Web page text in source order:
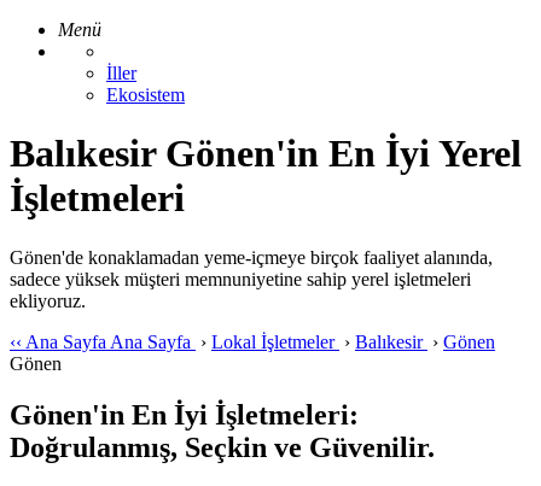
Menü
İller
Ekosistem
Balıkesir Gönen'in En İyi Yerel
İşletmeleri
Gönen'de konaklamadan yeme-içmeye birçok faaliyet alanında,
sadece yüksek müşteri memnuniyetine sahip yerel işletmeleri
ekliyoruz.
‹‹ Ana Sayfa Ana Sayfa › Lokal İşletmeler › Balıkesir › Gönen
Gönen
Gönen'in En İyi İşletmeleri:
Doğrulanmış, Seçkin ve Güvenilir.